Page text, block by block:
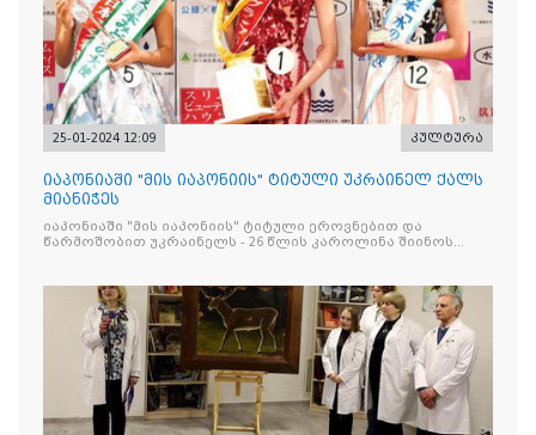
25-01-2024 12:09 კულტურა
იაპონიაში "მის იაპონიის" ტიტული უკრაინელ ქალს
მიანიჭეს
იაპონიაში "მის იაპონიის" ტიტული ეროვნებით და
წარმოშობით უკრაინელს - 26 წლის კაროლინა შიინოს